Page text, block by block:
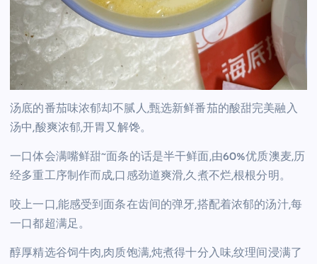
汤底的番茄味浓郁却不腻人,甄选新鲜番茄的酸甜完美融入
汤中,酸爽浓郁,开胃又解馋。
一口体会满嘴鲜甜~面条的话是半干鲜面,由60%优质澳麦,历
经多重工序制作而成,口感劲道爽滑,久煮不烂,根根分明。
咬上一口,能感受到面条在齿间的弹牙,搭配着浓郁的汤汁,每
一口都超满足。
醇厚精选谷饲牛肉,肉质饱满,炖煮得十分入味,纹理间浸满了